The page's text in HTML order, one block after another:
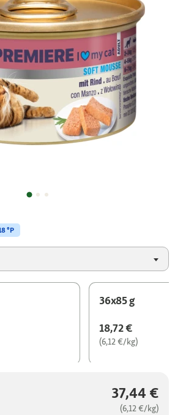
36x85 g
18,72 €
(6,12 €/kg)
37,44 €
(6,12 €/kg)
°P